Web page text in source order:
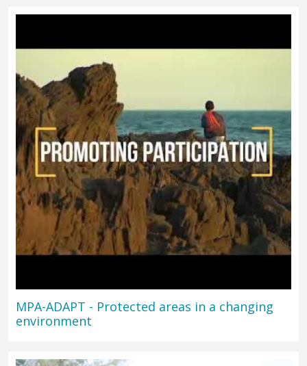
MPA-ADAPT - Protected areas in a changing
environment